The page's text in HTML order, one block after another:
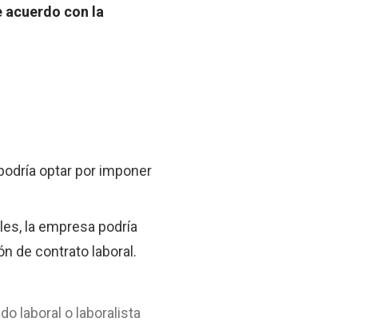
acuerdo con la
optar por imponer
la empresa podría
de contrato laboral.
laboral o laboralista